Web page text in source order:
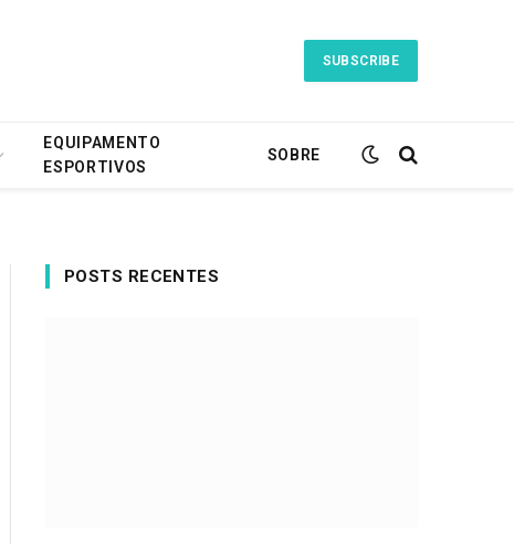
SUBSCRIBE
EQUIPAMENTO
ESPORTIVOS
SOBRE
POSTS RECENTES